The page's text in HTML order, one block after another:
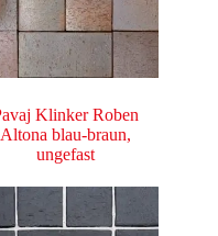
Klinker Roben
Altona blau-braun,
ungefast